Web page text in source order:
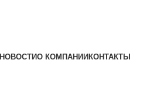
НОВОСТИO КОМПАНИИ КОНТАКТЫ